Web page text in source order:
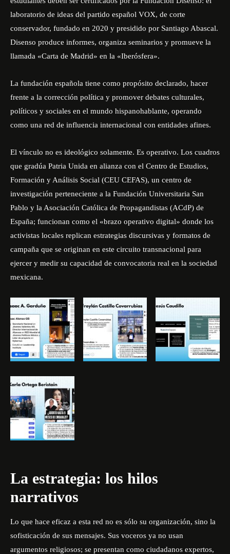
laboratorio de ideas del partido español VOX, de corte
conservador, fundado en 2020 y presidido por Santiago Abascal.
Disenso produce informes, organiza seminarios y promueve la
llamada «Carta de Madrid» en la «Iberósfera».
La fundación española tiene como propósito declarado, hacer
frente a la corrección política y promover debates culturales,
políticos y sociales en el mundo hispanohablante, operando
como una red de influencia internacional con entidades afines.
El vínculo no es ideológico solamente. Es operativo. Los cuadros
que gradúa Patria Unida en alianza con el Centro de Estudios,
Formación y Análisis Social (CEU CEFAS), un centro de
investigación perteneciente a la Fundación Universitaria San
Pablo y la Asociación Católica de Propagandistas (ACdP) de
España; funcionan como el «brazo operativo digital» donde los
activistas locales replican estrategias discursivas y formatos de
campaña que se originan en este circuito transnacional para
ejercer y medir su capacidad de convocatoria real en la sociedad
mexicana.
La estrategia: los hilos
narrativos
Lo que hace eficaz a esta red no es sólo su organización, sino la
sofisticación de sus mensajes. Sus voceros ya no usan
argumentos religiosos; se presentan como ciudadanos expertos,